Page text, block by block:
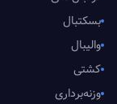
بسکتبال
والیبال
کشتی
وزنه‌برداری